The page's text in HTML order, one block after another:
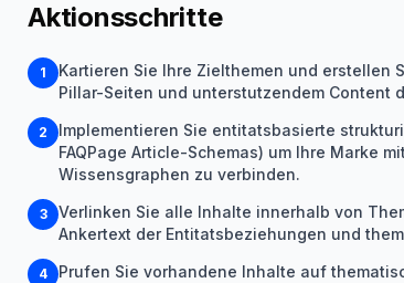
Aktionsschritte
1
Kartieren Sie Ihre Zielthemen und erstellen
Pillar-Seiten und unterstutzendem Content
2
Implementieren Sie entitatsbasierte
FAQPage Article-Schemas) um Ihre Marke
Wissensgraphen zu verbinden.
3
Verlinken Sie alle Inhalte innerhalb von
Ankertext der Entitatsbeziehungen und
4
Prufen Sie vorhandene Inhalte auf